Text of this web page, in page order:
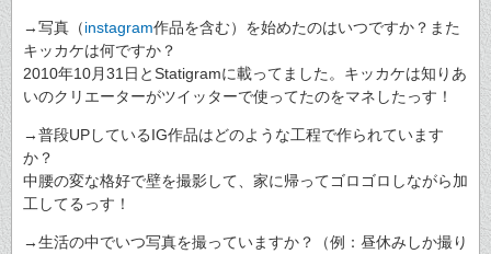
→写真（instagram作品を含む）を始めたのはいつですか？また
キッカケは何ですか？
2010年10月31日とStatigramに載ってました。キッカケは知りあ
いのクリエーターがツイッターで使ってたのをマネしたっす！
→普段UPしているIG作品はどのような工程で作られています
か？
中腰の変な格好で壁を撮影して、家に帰ってゴロゴロしながら加
工してるっす！
→生活の中でいつ写真を撮っていますか？（例：昼休みしか撮り